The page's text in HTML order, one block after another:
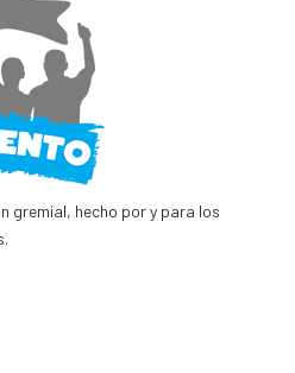
gremial, hecho por y para los